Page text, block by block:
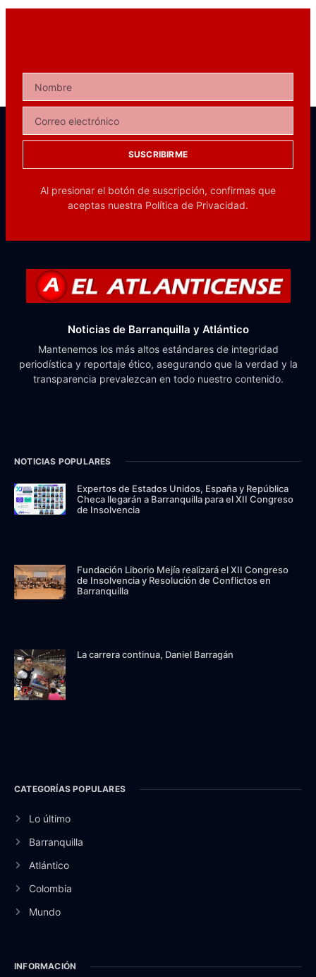
SUSCRIBIRME
Al presionar el botón de suscripción, confirmas que
aceptas nuestra Política de Privacidad.
Noticias de Barranquilla y Atlántico
Mantenemos los más altos estándares de integridad
periodística y reportaje ético, asegurando que la verdad y la
transparencia prevalezcan en todo nuestro contenido.
NOTICIAS POPULARES
Expertos de Estados Unidos, España y República
Checa llegarán a Barranquilla para el XII Congreso
de Insolvencia
Fundación Liborio Mejía realizará el XII Congreso
de Insolvencia y Resolución de Conflictos en
Barranquilla
La carrera continua, Daniel Barragán
CATEGORÍAS POPULARES
Lo último
Barranquilla
Atlántico
Colombia
Mundo
INFORMACIÓN